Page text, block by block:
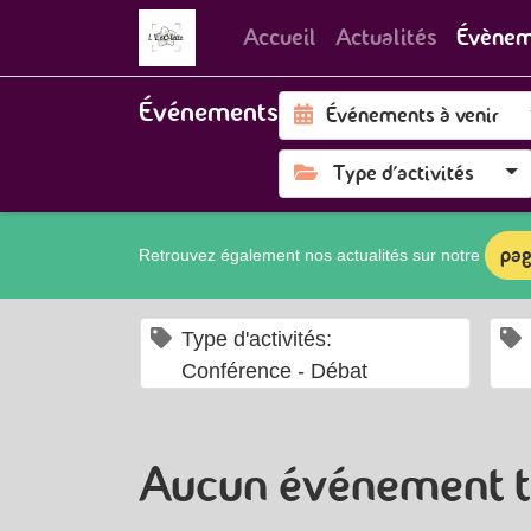
Accueil Actualités
Événements Événements à venir
Type d'activités
Retrouvez également nos actualités sur notre
Type d'activités:
Conférence - Débat
Aucun événement